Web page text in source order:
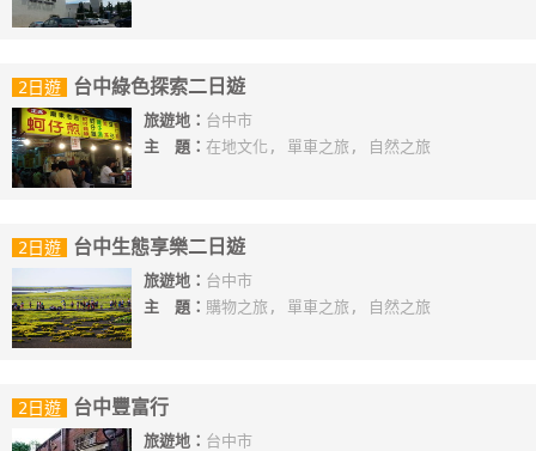
2日遊 台中綠色探索二日遊
旅遊地： 台中市
主 題： 在地文化, 單車之旅, 自然之旅
2日遊 台中生態享樂二日遊
旅遊地： 台中市
主 題： 購物之旅, 單車之旅, 自然之旅
2日遊 台中豐富行
旅遊地： 台中市